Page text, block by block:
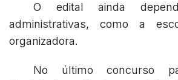
O edital ainda
administrativas, como a
organizadora.
No último concurso